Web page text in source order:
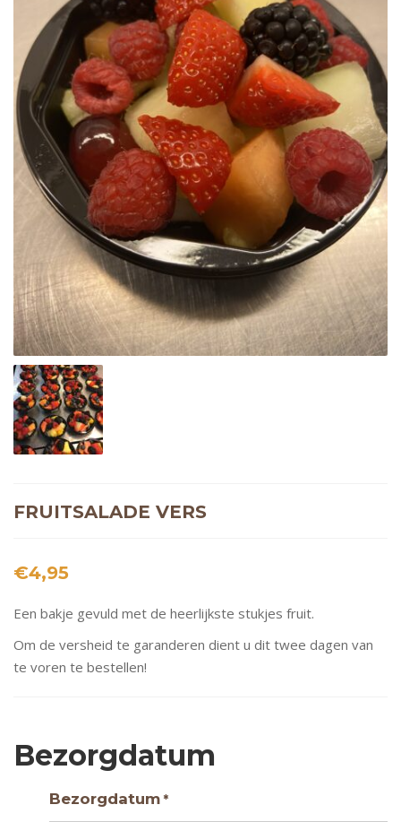
FRUITSALADE VERS
€4,95
Een bakje gevuld met de heerlijkste stukjes fruit.
Om de versheid te garanderen dient u dit twee dagen van
te voren te bestellen!
Bezorgdatum
Bezorgdatum *